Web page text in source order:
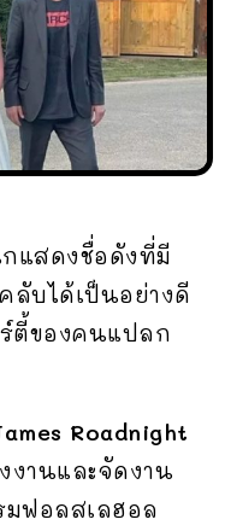
กแสดงชื่อดังที่มี
ลับได้เป็นอย่างดี
ตี้ของคนแปลก
Roadnight
งานและจัดงาน
มฟอลสเลฮอล